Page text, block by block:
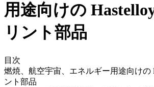
用途向けの
リント部品
目次
燃焼、航空宇宙、エネルギー用途向けの
ント部品